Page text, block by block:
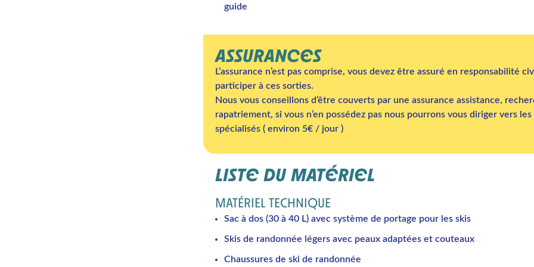
guide
ASSURANCES
L’assurance n’est pas comprise, vous devez être assuré en responsabilité
participer à ces sorties.
Nous vous conseillons d’être couverts par une assurance assistance,
rapatriement, si vous n’en possédez pas nous pourrons vous diriger vers les
spécialisés ( environ 5€ / jour )
LISTE DU MATÉRIEL
MATÉRIEL TECHNIQUE
Sac à dos (30 à 40 L) avec système de portage pour les skis
Skis de randonnée légers avec peaux adaptées et couteaux
Chaussures de ski de randonnée